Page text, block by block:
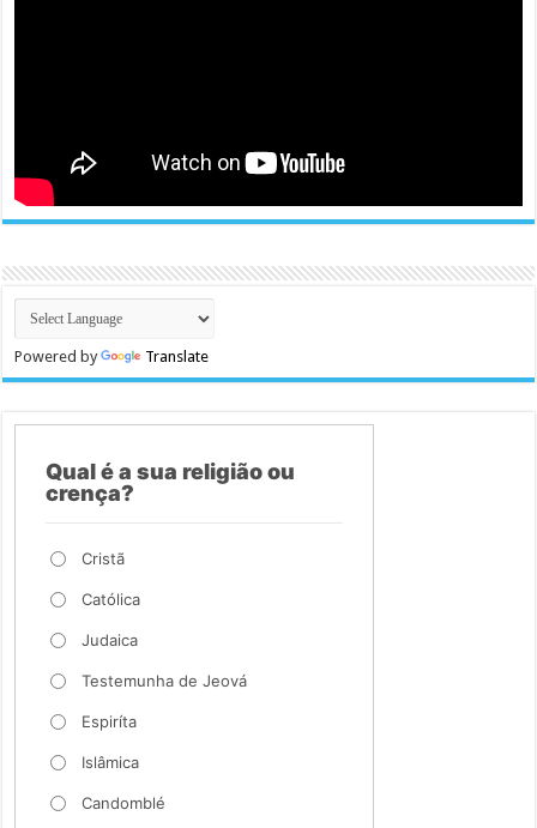
Powered by Translate
Qual é a sua religião ou
crença?
Cristã
Católica
Judaica
Testemunha de Jeová
Espiríta
Islâmica
Candomblé